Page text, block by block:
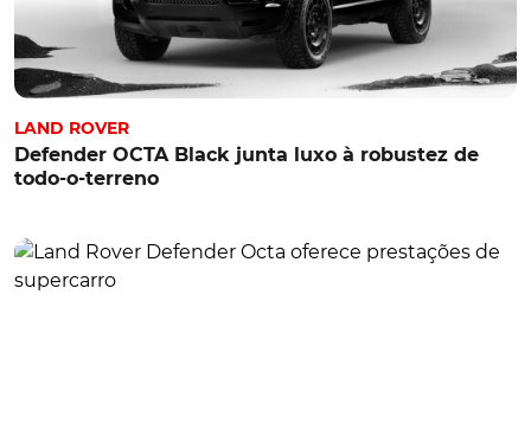
LAND ROVER
Defender OCTA Black junta luxo à robustez de
todo-o-terreno